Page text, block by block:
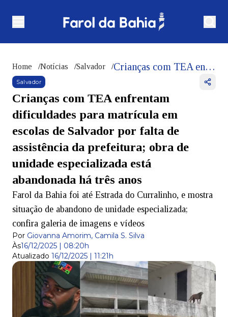
Home /Notícias /Salvador / Crianças com TEA enfrentam dificuldades para matrícula em escolas de Salvador por falta de assistência da prefeitura; obra de unidade especializada está abandonada há três anos
Salvador
Crianças com TEA enfrentam
dificuldades para matrícula em
escolas de Salvador por falta de
assistência da prefeitura; obra de
unidade especializada está
abandonada há três anos
Farol da Bahia foi até Estrada do Curralinho, e mostra
situação de abandono de unidade especializada;
confira galeria de imagens e vídeos
Por Giovanna Amorim, Camila S. Silva
Às16/12/2025 | 08:20h
Atualizado 16/12/2025 | 11:21h